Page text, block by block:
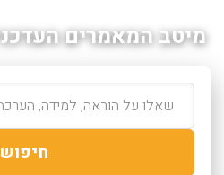
מיטב המאמרים
חיפוש